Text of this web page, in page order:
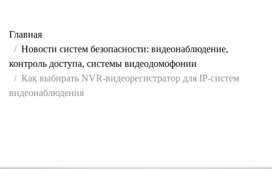
Главная
Новости систем безопасности: видеонаблюдение,
контроль доступа, системы видеодомофонии
Как выбирать NVR-видеорегистратор для IP-систем
видеонаблюдения